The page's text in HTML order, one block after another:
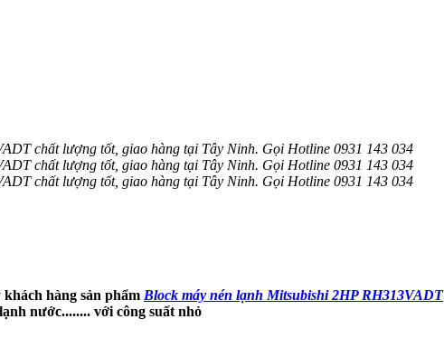
chất lượng tốt, giao hàng tại Tây Ninh. Gọi Hotline 0931 143 034
chất lượng tốt, giao hàng tại Tây Ninh. Gọi Hotline 0931 143 034
chất lượng tốt, giao hàng tại Tây Ninh. Gọi Hotline 0931 143 034
hàng sản phẩm Block máy nén lạnh Mitsubishi 2HP RH313VADT
nước........ với công suất nhỏ